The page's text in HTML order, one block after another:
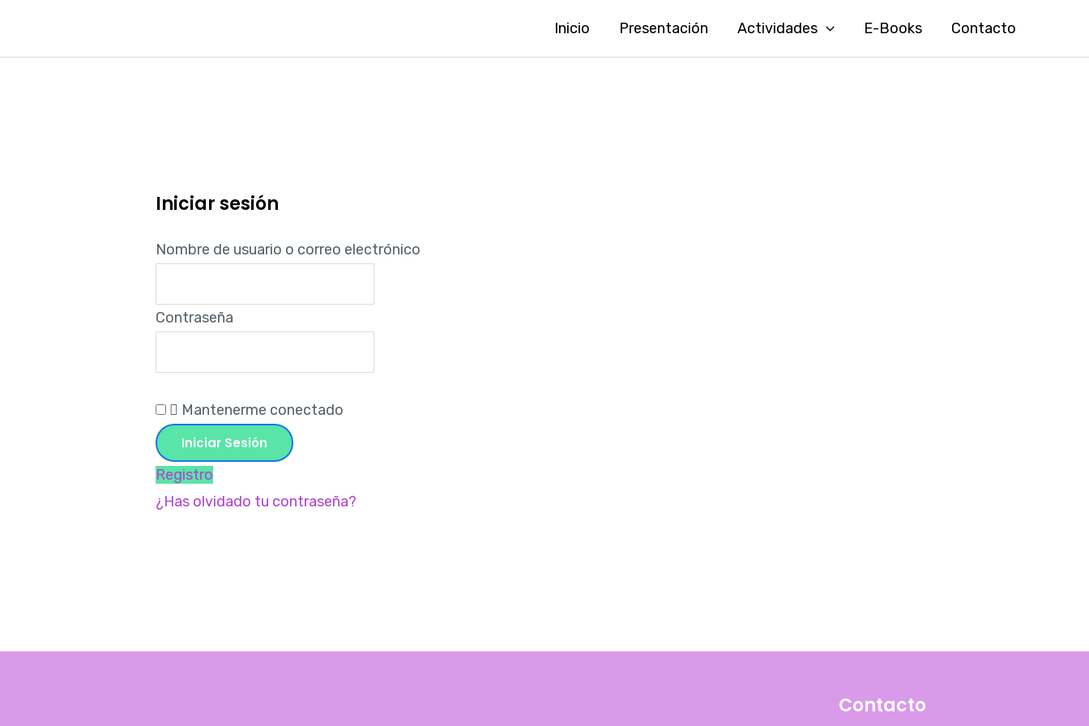
Inicio Presentación Actividades E-Books Contacto
Iniciar sesión
Nombre de usuario o correo electrónico
Contraseña
Mantenerme conectado
Registro
¿Has olvidado tu contraseña?
Contacto